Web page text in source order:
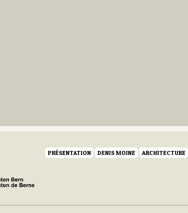
PRÉSENTATION DENIS MOINE ARCHITECTURE